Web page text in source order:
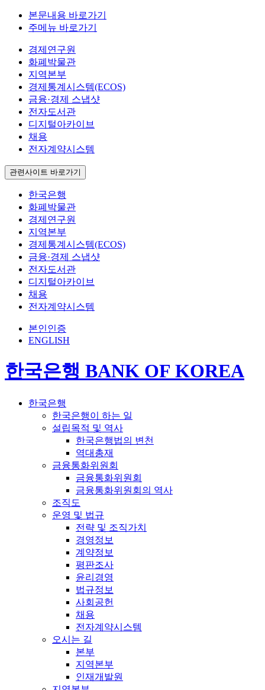
본문내용 바로가기
주메뉴 바로가기
경제연구원
화폐박물관
지역본부
경제통계시스템(ECOS)
금융·경제 스냅샷
전자도서관
디지털아카이브
채용
전자계약시스템
관련사이트 바로가기
한국은행
화폐박물관
경제연구원
지역본부
경제통계시스템(ECOS)
금융·경제 스냅샷
전자도서관
디지털아카이브
채용
전자계약시스템
본인인증
ENGLISH
한국은행 BANK OF KOREA
한국은행
한국은행이 하는 일
설립목적 및 역사
한국은행법의 변천
역대총재
금융통화위원회
금융통화위원회
금융통화위원회의 역사
조직도
운영 및 법규
전략 및 조직가치
경영정보
계약정보
평판조사
윤리경영
법규정보
사회공헌
채용
전자계약시스템
오시는 길
본부
지역본부
인재개발원